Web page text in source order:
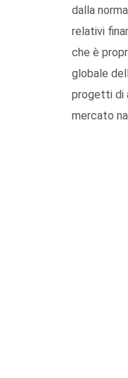
dalla
relativi
che è
globale
progetti di
mercato